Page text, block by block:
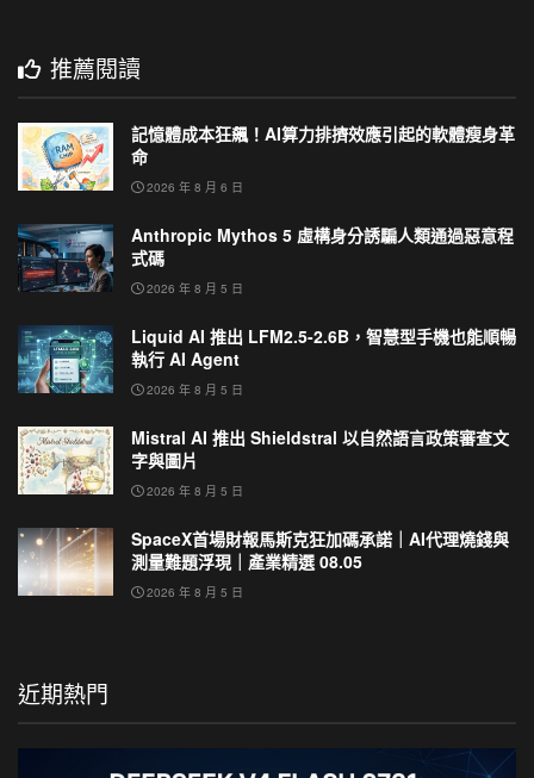
推薦閱讀
記憶體成本狂飆！AI算力排擠效應引起的軟體瘦身革
命
2026 年 8 月 6 日
Anthropic Mythos 5 虛構身分誘騙人類通過惡意程
式碼
2026 年 8 月 5 日
Liquid AI 推出 LFM2.5-2.6B，智慧型手機也能順暢
執行 AI Agent
2026 年 8 月 5 日
Mistral AI 推出 Shieldstral 以自然語言政策審查文
字與圖片
2026 年 8 月 5 日
SpaceX首場財報馬斯克狂加碼承諾｜AI代理燒錢與
測量難題浮現｜產業精選 08.05
2026 年 8 月 5 日
近期熱門